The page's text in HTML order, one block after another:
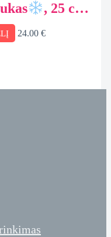
, 25 cm.
dovana
24.00€